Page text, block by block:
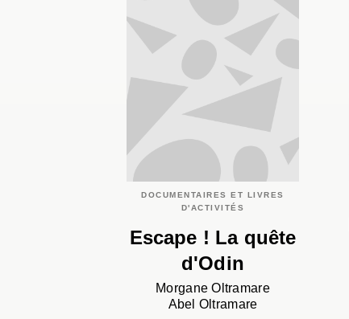
DOCUMENTAIRES ET LIVRES
D'ACTIVITÉS
Escape ! La quête
d'Odin
Morgane Oltramare
Abel Oltramare